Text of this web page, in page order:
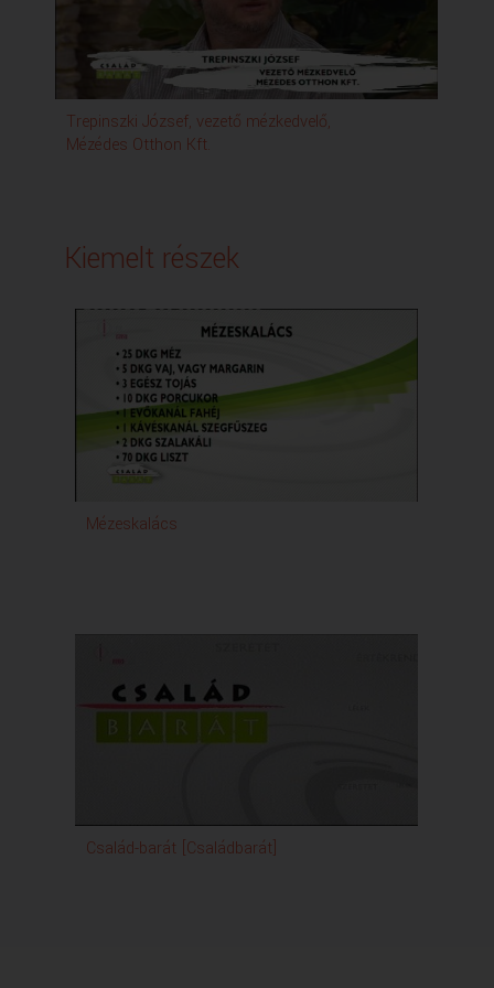
Trepinszki József, vezető mézkedvelő,
Mézédes Otthon Kft.
Kiemelt részek
Mézeskalács
Család-barát [Családbarát]